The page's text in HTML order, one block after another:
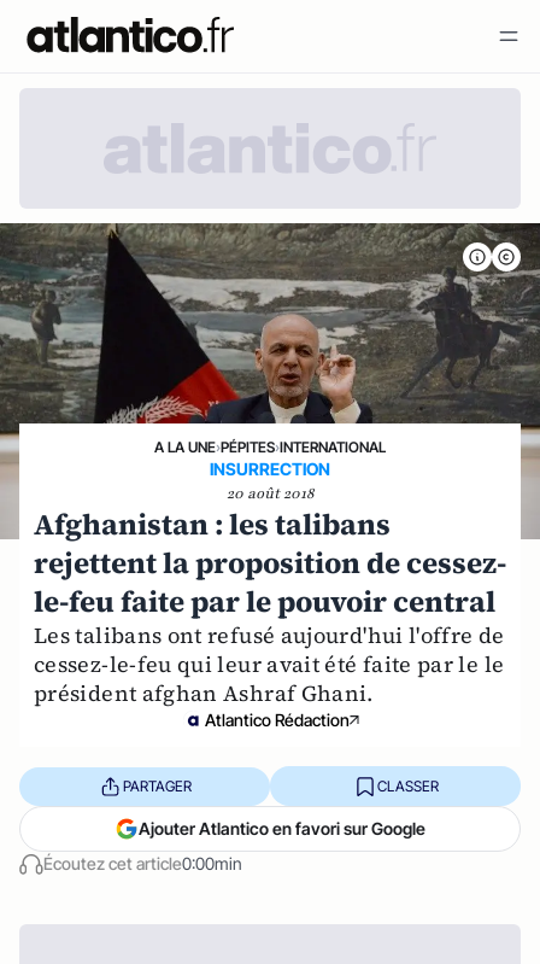
A LA UNE›PÉPITES›INTERNATIONAL
INSURRECTION
20 août 2018
Afghanistan : les talibans
rejettent la proposition de cessez-
le-feu faite par le pouvoir central
Les talibans ont refusé aujourd'hui l'offre de
cessez-le-feu qui leur avait été faite par le le
président afghan Ashraf Ghani.
Atlantico Rédaction
Écoutez cet article0:00min
PARTAGER CLASSER
Ajouter Atlantico en favori sur Google